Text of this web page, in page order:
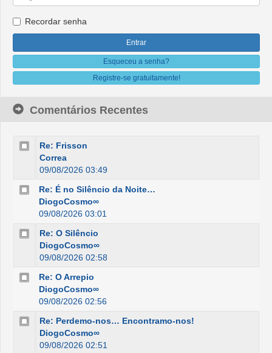
Recordar senha
Esqueceu a senha?
Registre-se gratuitamente!
Comentários Recentes
Re: Frisson
Correa
09/08/2026 03:49
Re: É no Silêncio da Noite…
DiogoCosmo∞
09/08/2026 03:01
Re: O Silêncio
DiogoCosmo∞
09/08/2026 02:58
Re: O Arrepio
DiogoCosmo∞
09/08/2026 02:56
Re: Perdemo-nos… Encontramo-nos!
DiogoCosmo∞
09/08/2026 02:51